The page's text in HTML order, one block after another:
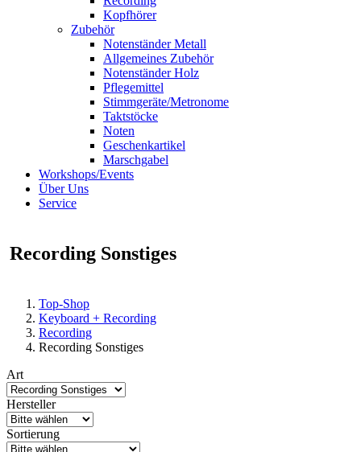
Kopfhörer
Zubehör
Notenständer Metall
Allgemeines Zubehör
Notenständer Holz
Pflegemittel
Stimmgeräte/Metronome
Taktstöcke
Noten
Geschenkartikel
Marschgabel
Workshops/Events
Über Uns
Service
Recording Sonstiges
Top-Shop
Keyboard + Recording
Recording
Recording Sonstiges
Art
Hersteller
Sortierung